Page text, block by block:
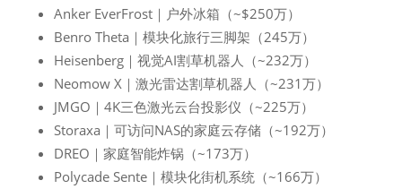
Anker EverFrost｜户外冰箱（~$250万）
Benro Theta｜模块化旅行三脚架（245万）
Heisenberg｜视觉AI割草机器人（~232万）
Neomow X｜激光雷达割草机器人（~231万）
JMGO｜4K三色激光云台投影仪（~225万）
Storaxa｜可访问NAS的家庭云存储（~192万）
DREO｜家庭智能炸锅（~173万）
Polycade Sente｜模块化街机系统（~166万）